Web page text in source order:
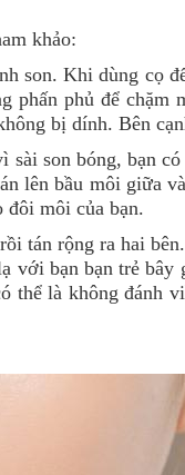
khảo:
son. Khi dùng cọ
phấn phủ để
bị dính. Bên
son bóng, bạn
lên bầu môi giữa
đôi môi của bạn.
tán rộng ra hai
với bạn bạn trẻ
là không đánh